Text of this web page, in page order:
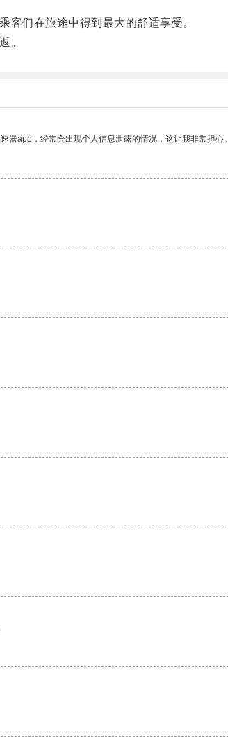
们在旅途中得到最大的舒适享受。
。
app，经常会出现个人信息泄露的情况，这让我非常担心。